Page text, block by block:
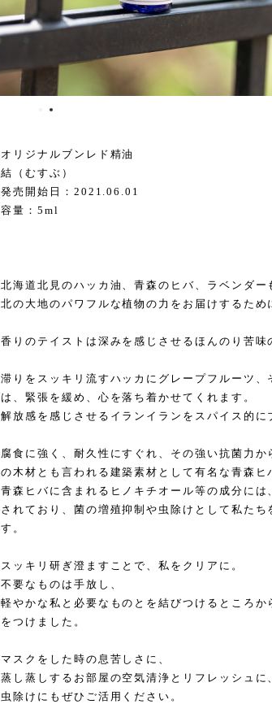
オリジナルブンレド精油
結（むすぶ）
発売開始日：2021.06.01
容量：5ml
北海道北見のハッカ油、青森のヒバ、ラベンダー
北の大地のパワフルな植物の力をお届けするため
香りのテイストは深みを感じさせるほんのり苦味
滞りをスッキリ流すハッカにグレープフルーツ、
は、緊張を緩め、心を落ち着かせてくれます。
解放感を感じさせるイランイランをスパイス的に
腐食に強く、耐久性にすぐれ、その強い抗菌力
の木材とも言われる建築素材として有名な青森ヒ
青森ヒバに含まれるヒノキチオール等の成分には
されており、菌の増殖抑制や虫除けとして私たち
す。
スッキリ研ぎ澄ますことで、私をクリアに。
不要なものは手放し、
軽やかな私と必要なものとを結びつけるところ
をつけました。
マスクをした時の息苦しさに、
蒸し蒸しするお部屋の空気清浄とリフレッシュに
虫除けにもぜひご活用ください。